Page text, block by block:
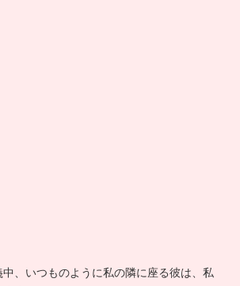
、いつものように私の隣に座る彼は、私